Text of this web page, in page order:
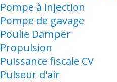
Pompe à injection
Pompe de gavage
Poulie Damper
Propulsion
Puissance fiscale CV
Pulseur d'air